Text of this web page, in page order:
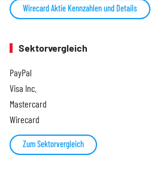
Wirecard Aktie Kennzahlen und Details
Sektorvergleich
PayPal
Visa Inc.
Mastercard
Wirecard
Zum Sektorvergleich